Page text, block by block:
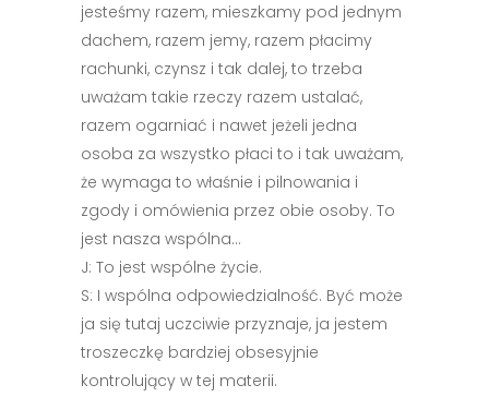
jesteśmy razem, mieszkamy pod jednym
dachem, razem jemy, razem płacimy
rachunki, czynsz i tak dalej, to trzeba
uważam takie rzeczy razem ustalać,
razem ogarniać i nawet jeżeli jedna
osoba za wszystko płaci to i tak uważam,
że wymaga to właśnie i pilnowania i
zgody i omówienia przez obie osoby. To
jest nasza wspólna…
J: To jest wspólne życie.
S: I wspólna odpowiedzialność. Być może
ja się tutaj uczciwie przyznaje, ja jestem
troszeczkę bardziej obsesyjnie
kontrolujący w tej materii.